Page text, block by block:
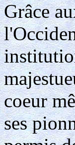
Grâce
coeur
ses